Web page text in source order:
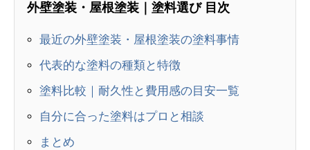
外壁塗装・屋根塗装｜塗料選び 目次
最近の外壁塗装・屋根塗装の塗料事情
代表的な塗料の種類と特徴
塗料比較｜耐久性と費用感の目安一覧
自分に合った塗料はプロと相談
まとめ